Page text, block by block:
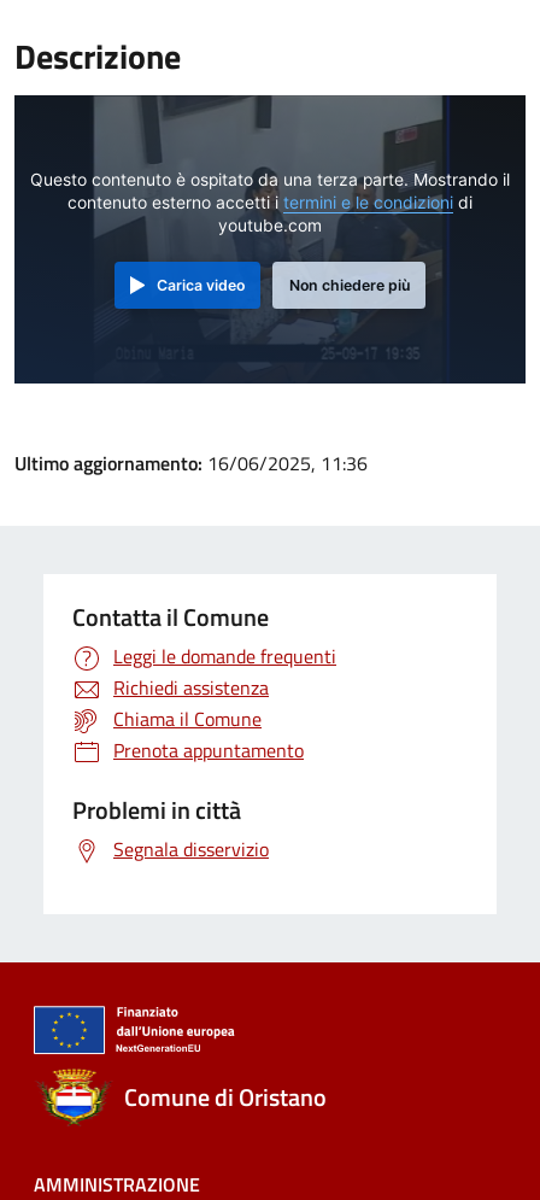
Descrizione
Questo contenuto è ospitato da una terza parte. Mostrando il
contenuto esterno accetti i termini e le condizioni di
youtube.com
Carica video Non chiedere più
Ultimo aggiornamento: 16/06/2025, 11:36
Contatta il Comune
Leggi le domande frequenti
Richiedi assistenza
Chiama il Comune
Prenota appuntamento
Problemi in città
Segnala disservizio
Comune di Oristano
AMMINISTRAZIONE